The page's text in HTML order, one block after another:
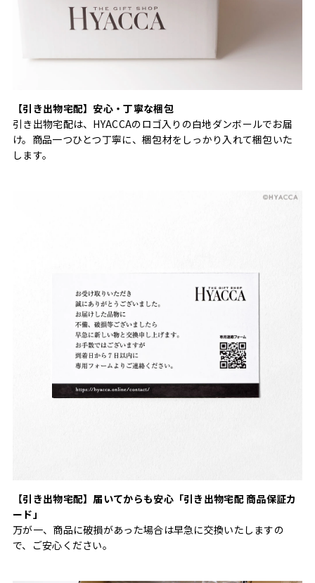
【引き出物宅配】安心・丁寧な梱包
引き出物宅配は、HYACCAのロゴ入りの白地ダンボールでお届
け。商品一つひとつ丁寧に、梱包材をしっかり入れて梱包いた
します。
【引き出物宅配】届いてからも安心「引き出物宅配 商品保証カ
ード」
万が一、商品に破損があった場合は早急に交換いたしますの
で、ご安心ください。